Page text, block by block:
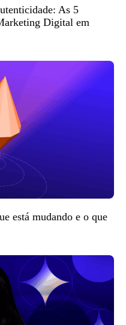
As 5
Digital em
está mudando e o que